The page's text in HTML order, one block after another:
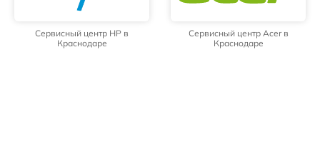
Сервисный центр HP в
Краснодаре
Сервисный центр Acer в
Краснодаре